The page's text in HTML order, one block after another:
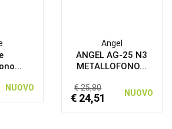
NUOVO
Angel
ANGEL AG-25 N3
METALLOFONO...
€ 25,80
€ 24,51 NUOVO